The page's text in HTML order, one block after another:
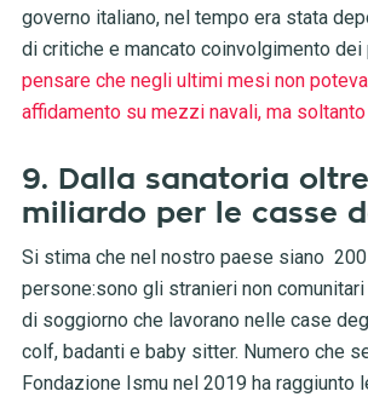
governo italiano, nel tempo era stata
di critiche e mancato coinvolgimento dei
pensare che negli ultimi mesi non
affidamento su mezzi navali, ma
9. Dalla sanatoria
miliardo per le casse
Si stima che nel nostro paese siano
persone:sono gli stranieri non
di soggiorno che lavorano nelle case
colf, badanti e baby sitter. Numero che
Fondazione Ismu nel 2019 ha raggiunto